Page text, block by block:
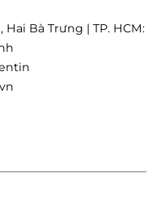
Bà Trưng | TP. HCM: